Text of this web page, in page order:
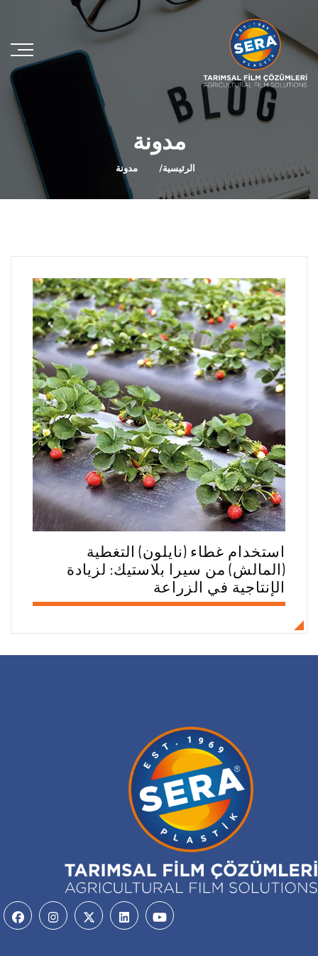
مدونة
الرئيسية مدونة
استخدام غطاء (نايلون) التغطية
(المالش) من سيرا بلاستيك: لزيادة
الإنتاجية في الزراعة